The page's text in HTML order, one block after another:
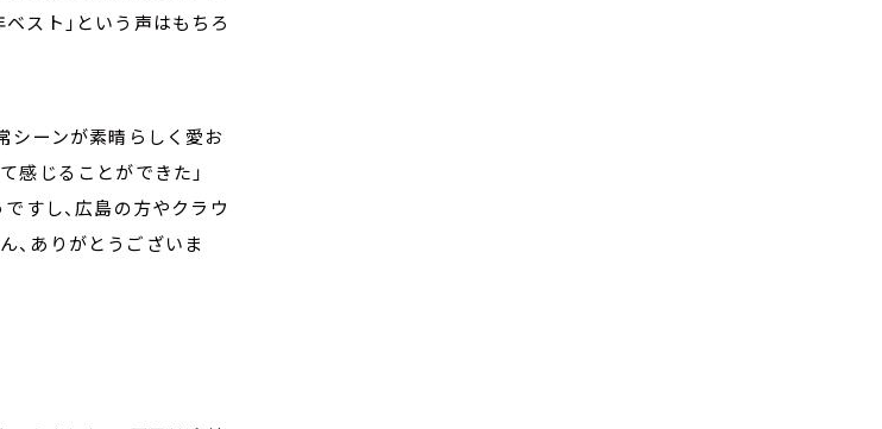
スト」という声はもちろ
シーンが素晴らしく愛お
感じることができた」
すし、広島の方やクラウ
、ありがとうございま